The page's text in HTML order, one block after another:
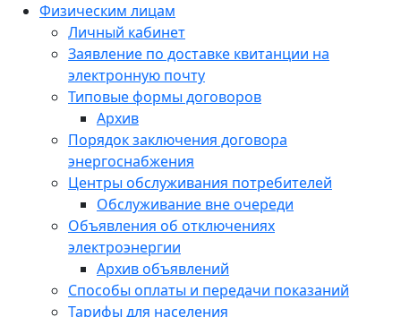
Физическим лицам
Личный кабинет
Заявление по доставке квитанции на
электронную почту
Типовые формы договоров
Архив
Порядок заключения договора
энергоснабжения
Центры обслуживания потребителей
Обслуживание вне очереди
Объявления об отключениях
электроэнергии
Архив объявлений
Способы оплаты и передачи показаний
Тарифы для населения